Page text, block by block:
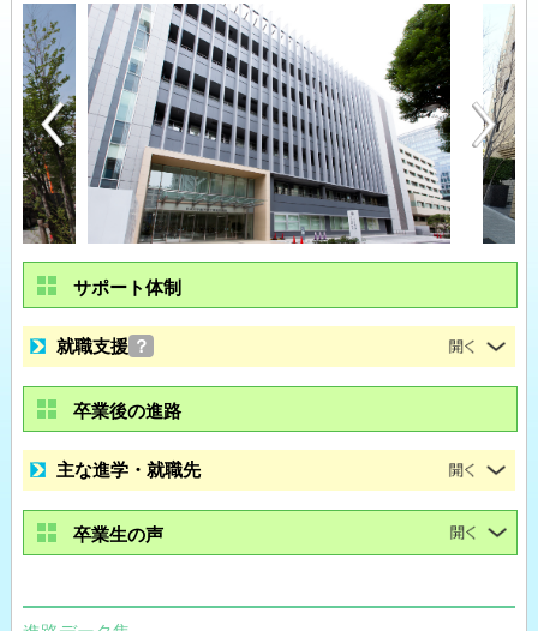
サポート体制
就職支援 ？
卒業後の進路
主な進学・就職先
卒業生の声